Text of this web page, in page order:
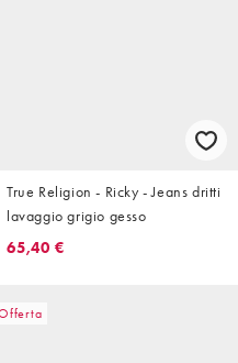
True Religion - Ricky - Jeans dritti
lavaggio grigio gesso
65,40 €